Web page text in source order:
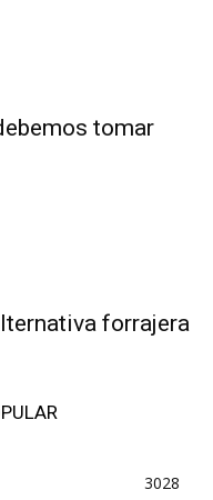
tomar
forrajera
3028